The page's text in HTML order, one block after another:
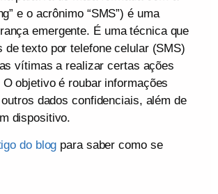
e o acrônimo “SMS”) é uma
emergente. É uma técnica que
de texto por telefone celular (SMS)
vítimas a realizar certas ações
objetivo é roubar informações
dados confidenciais, além de
dispositivo.
do blog para saber como se